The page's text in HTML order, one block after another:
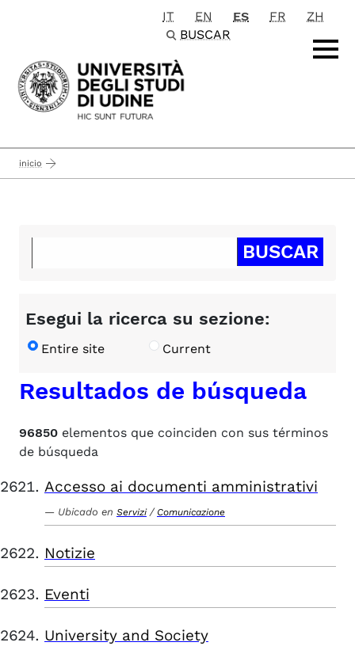
Passa al contenuto principale
IT EN ES FR
ZH
BUSCAR
inicio
Esegui la ricerca su sezione:
Entire site Current
Resultados de búsqueda
96850 elementos que coinciden con sus términos
de búsqueda
Accesso ai documenti amministrativi
Ubicado en Servizi / Comunicazione
Notizie
Eventi
University and Society